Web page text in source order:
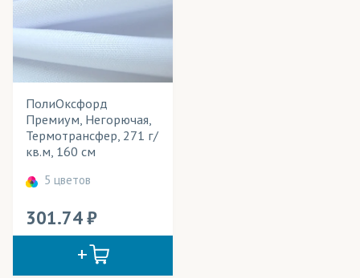
Рогожка
Сальса
Самба
Сатен
Саундтекс
Спанбонд
Таффета
ПолиОксфорд
Премиум, Негорючая,
Термотрансфер, 271 г/
кв.м, 160 см
5 цветов
301.74